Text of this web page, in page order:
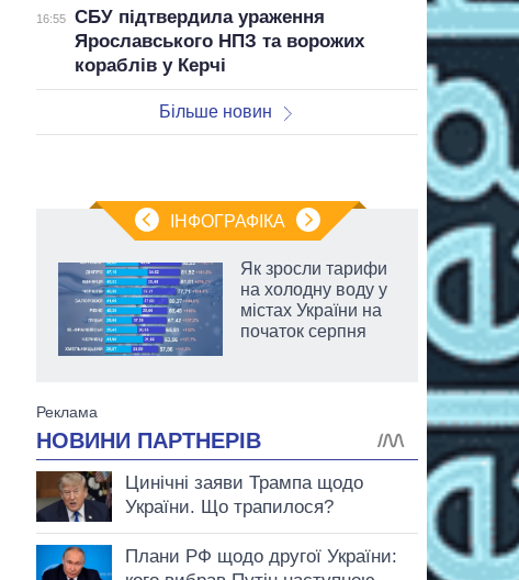
16:55
СБУ підтвердила ураження
Ярославського НПЗ та ворожих
кораблів у Керчі
Більше новин
ІНФОГРАФІКА
Як зросли тарифи
на холодну воду у
містах України на
початок серпня